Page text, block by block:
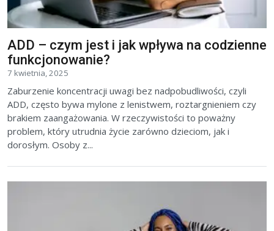
ADD – czym jest i jak wpływa na codzienne
funkcjonowanie?
7 kwietnia, 2025
Zaburzenie koncentracji uwagi bez nadpobudliwości, czyli
ADD, często bywa mylone z lenistwem, roztargnieniem czy
brakiem zaangażowania. W rzeczywistości to poważny
problem, który utrudnia życie zarówno dzieciom, jak i
dorosłym. Osoby z...